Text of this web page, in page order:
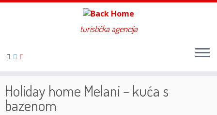
Skip
turistička agencija
Holiday home Melani – kuća s
bazenom